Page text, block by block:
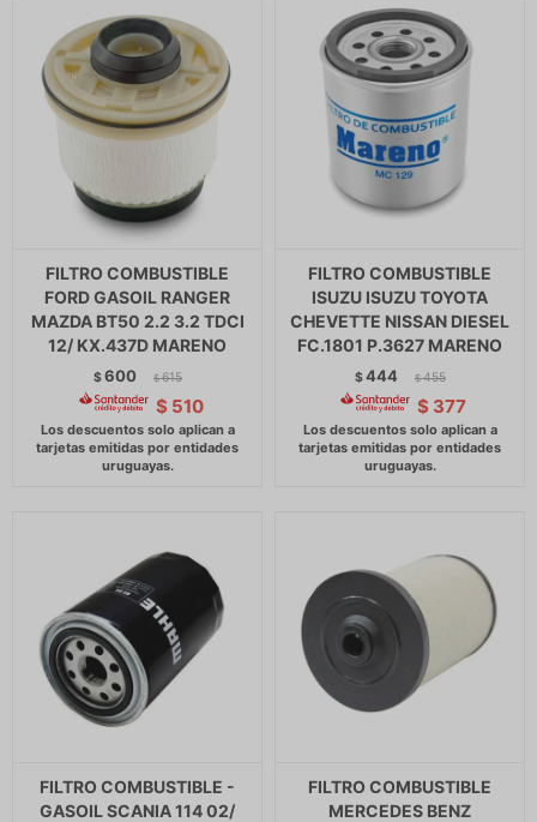
FILTRO COMBUSTIBLE
FORD GASOIL RANGER
MAZDA BT50 2.2 3.2 TDCI
12/ KX.437D MARENO
$600 $ 615
$ 510
FILTRO COMBUSTIBLE
ISUZU ISUZU TOYOTA
CHEVETTE NISSAN DIESEL
FC.1801 P.3627 MARENO
$444 $ 455
$ 377
FILTRO COMBUSTIBLE -
GASOIL SCANIA 114 02/
FILTRO COMBUSTIBLE
MERCEDES BENZ